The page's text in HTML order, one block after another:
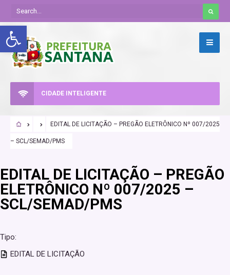
Abrir a barra de ferramentas
CIDADE INTELIGENTE
EDITAL DE LICITAÇÃO – PREGÃO ELETRÔNICO Nº 007/2025
– SCL/SEMAD/PMS
EDITAL DE LICITAÇÃO – PREGÃO
ELETRÔNICO Nº 007/2025 –
SCL/SEMAD/PMS
Tipo:
EDITAL DE LICITAÇÃO